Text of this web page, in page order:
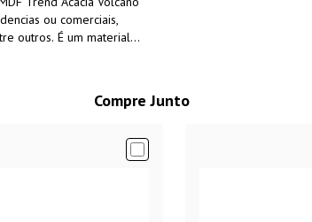
ou comerciais,
outros. É um material
O MDF Trend Acácia
Compre Junto